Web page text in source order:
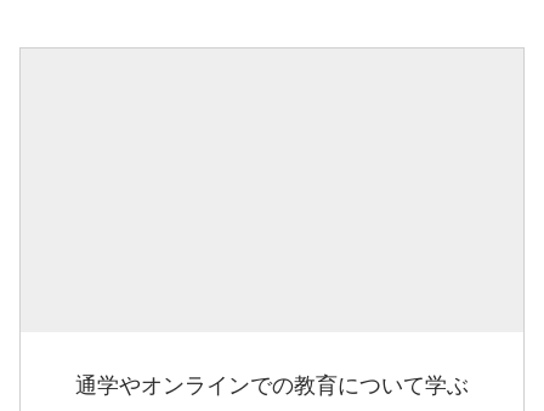
通学やオンラインでの教育について学ぶ